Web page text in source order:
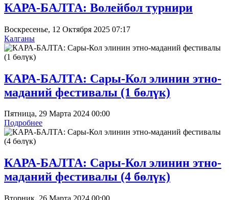
КАРА-БАЛТА: Волейбол турнири
Воскресенье, 12 Октября 2025 07:17
Калганы
КАРА-БАЛТА: Сары-Кол элинин этно-
маданий фестивалы (1 бөлүк)
Пятница, 29 Марта 2024 00:00
Подробнее
КАРА-БАЛТА: Сары-Кол элинин этно-
маданий фестивалы (4 бөлүк)